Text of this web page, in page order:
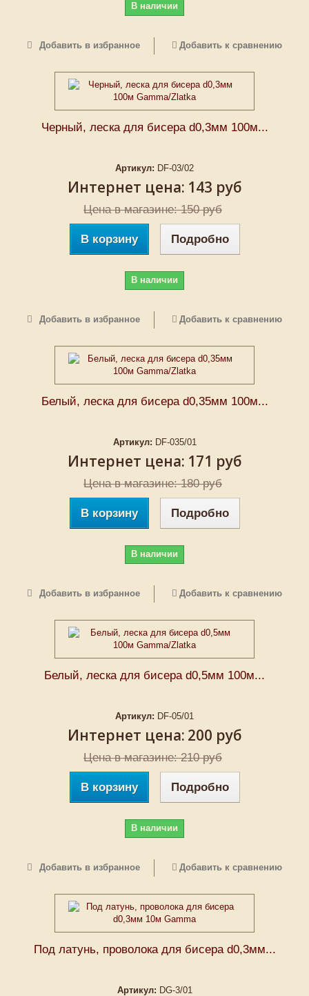
В наличии
Добавить в избранное Добавить к сравнению
Черный, леска для бисера d0,3мм 100м...
Артикул: DF-03/02
Интернет цена: 143 руб
Цена в магазине: 150 руб
В корзину Подробно
В наличии
Добавить в избранное Добавить к сравнению
Белый, леска для бисера d0,35мм 100м...
Артикул: DF-035/01
Интернет цена: 171 руб
Цена в магазине: 180 руб
В корзину Подробно
В наличии
Добавить в избранное Добавить к сравнению
Белый, леска для бисера d0,5мм 100м...
Артикул: DF-05/01
Интернет цена: 200 руб
Цена в магазине: 210 руб
В корзину Подробно
В наличии
Добавить в избранное Добавить к сравнению
Под латунь, проволока для бисера d0,3мм...
Артикул: DG-3/01